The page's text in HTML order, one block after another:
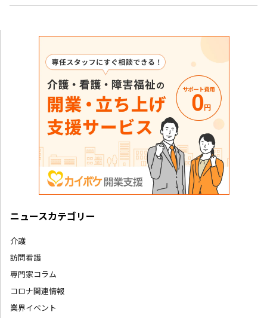
ニュースカテゴリー
介護
訪問看護
専門家コラム
コロナ関連情報
業界イベント